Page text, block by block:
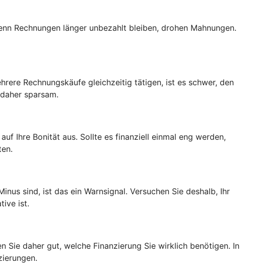
Rechnungen länger unbezahlt bleiben, drohen Mahnungen.
Rechnungskäufe gleichzeitig tätigen, ist es schwer, den
sparsam.
Ihre Bonität aus. Sollte es finanziell einmal eng werden,
sind, ist das ein Warnsignal. Versuchen Sie deshalb, Ihr
ist.
Sie daher gut, welche Finanzierung Sie wirklich benötigen. In